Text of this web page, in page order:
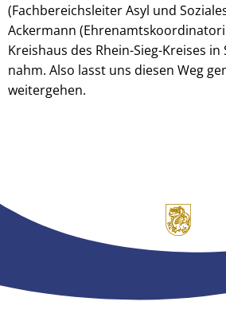
(Fachbereichsleiter Asyl und
Ackermann
Kreishaus des Rhein-Sieg-Kreises
nahm. Also lasst uns diesen Weg
weitergehen.